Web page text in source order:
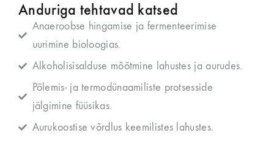
Anduriga tehtavad katsed
Anaeroobse hingamise ja fermenteerimise
uurimine bioloogias.
Alkoholisisalduse mõõtmine lahustes ja aurudes.
Põlemis- ja termodünaamiliste protsesside
jälgimine füüsikas.
Aurukoostise võrdlus keemilistes lahustes.